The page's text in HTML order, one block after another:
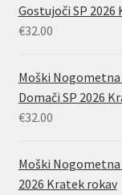
Gostujoči SP 2026
€32.00
Moški Nogometna
Domači SP 2026
€32.00
Moški
2026 Kratek rokav